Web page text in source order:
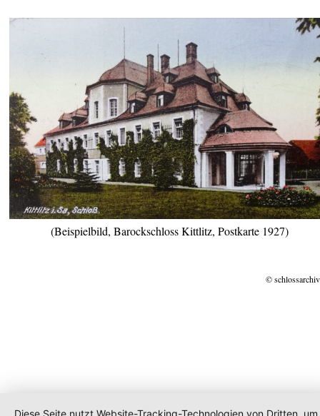
(Beispielbild, Barockschloss Kittlitz, Postkarte 1927)
©
Diese Seite nutzt Website-Tracking-Technologien von Dritten, um